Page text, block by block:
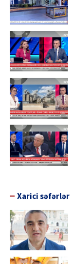
Xarici səfərlər